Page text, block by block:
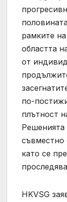
рамките
областта
от
по-
плътност
Решенията
съвместно
като се
HKVSG